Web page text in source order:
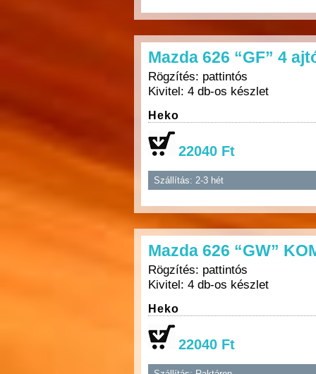
Mazda 626 “GF” 4
Rögzítés: pattintós
Kivitel: 4 db-os készlet
Heko
22040 Ft
Szállítás: 2-3 hét
Mazda 626 “GW”
Rögzítés: pattintós
Kivitel: 4 db-os készlet
Heko
22040 Ft